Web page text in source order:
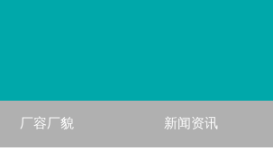
厂容厂貌 新闻资讯